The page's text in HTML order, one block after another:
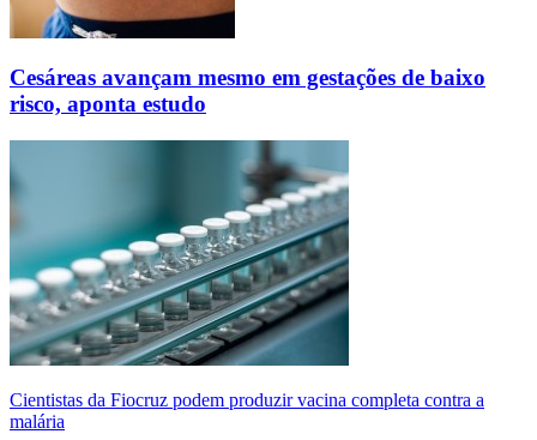
Cesáreas avançam mesmo em gestações de baixo
risco, aponta estudo
Cientistas da Fiocruz podem produzir vacina completa contra a
malária